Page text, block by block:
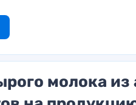
молока из